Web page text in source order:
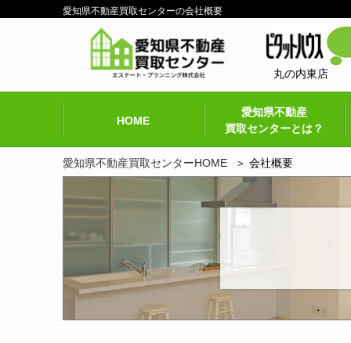
愛知県不動産買取センターの会社概要
丸の内東店
HOME
愛知県不動産
買取センターとは？
愛知県不動産買取センターHOME 会社概要